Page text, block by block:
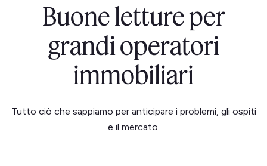
Buone letture per
grandi operatori
immobiliari
Tutto ciò che sappiamo per anticipare i problemi, gli ospiti
e il mercato.